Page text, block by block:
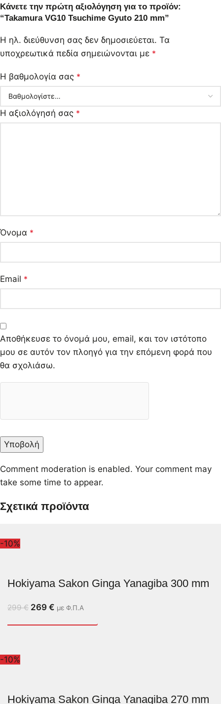
Κάνετε την πρώτη αξιολόγηση για το προϊόν:
“Takamura VG10 Tsuchime Gyuto 210 mm”
Η ηλ. διεύθυνση σας δεν δημοσιεύεται. Τα
υποχρεωτικά πεδία σημειώνονται με *
Η βαθμολογία σας *
Η αξιολόγησή σας *
Όνομα *
Email *
Αποθήκευσε το όνομά μου, email, και τον ιστότοπο
μου σε αυτόν τον πλοηγό για την επόμενη φορά που
θα σχολιάσω.
Comment moderation is enabled. Your comment may
take some time to appear.
Σχετικά προϊόντα
-10%
Hokiyama Sakon Ginga Yanagiba 300 mm
299€ 269 € με Φ.Π.Α
-10%
Hokiyama Sakon Ginga Yanagiba 270 mm